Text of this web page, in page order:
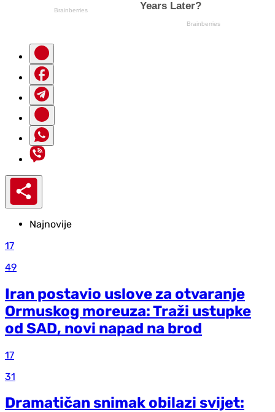
Najnovije
17
49
Iran postavio uslove za otvaranje
Ormuskog moreuza: Traži ustupke
od SAD, novi napad na brod
17
31
Dramatičan snimak obilazi svijet: